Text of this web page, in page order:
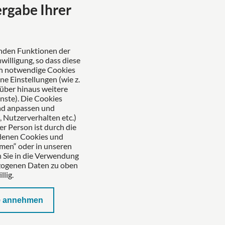
Das europäische Kanzlei-Netzwerk
Zertifiziertes Kanzleimanagement
Ihrer
Funktionen der
so dass diese
notwendige Cookies
Einstellungen (wie z.
hinaus weitere
Die Cookies
anpassen und
Nutzerverhalten etc.)
Person ist durch die
Cookies und
oder in unseren
in die Verwendung
Daten zu oben
annehmen